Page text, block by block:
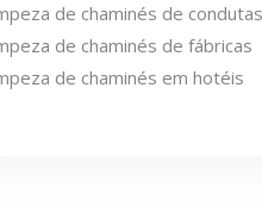
de chaminés de
de chaminés de fábricas
de chaminés em hotéis